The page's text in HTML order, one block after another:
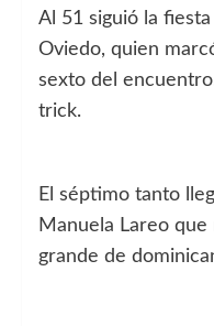
Al 51 siguió la
Oviedo, quien
sexto del
trick.
El séptimo tanto
Manuela Lareo
grande de